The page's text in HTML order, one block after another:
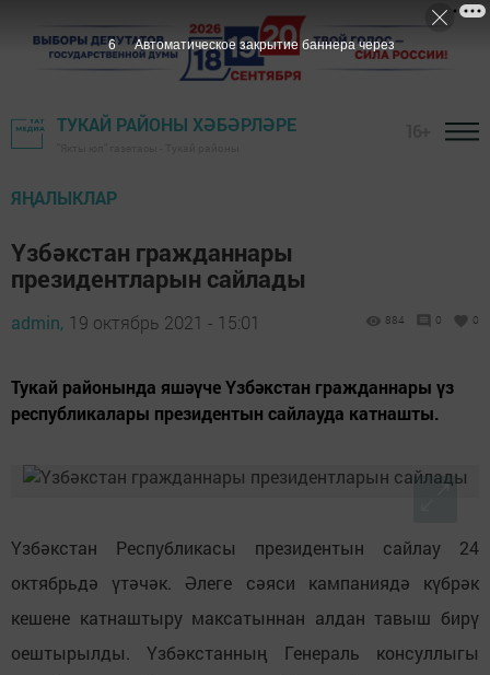
ТУКАЙ РАЙОНЫ ХӘБӘРЛӘРЕ
ЯҢАЛЫКЛАР
Үзбәкстан гражданнары
президентларын сайлады
admin, 19 октябрь 2021 - 15:01 884 0 0
Тукай районында яшәүче Үзбәкстан гражданнары үз
республикалары президентын сайлауда катнашты.
Үзбәкстан Республикасы президентын сайлау 24
октябрьдә үтәчәк. Әлеге сәяси кампаниядә күбрәк
кешене катнаштыру максатыннан алдан тавыш бирү
оештырылды. Үзбәкстанның Генераль консуллыгы
5 Автоматическое закрытие баннера через